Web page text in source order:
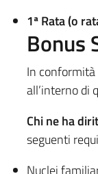
1ª Rata (o
Bonus
In
all’interno di
Chi ne ha
seguenti
Nuclei